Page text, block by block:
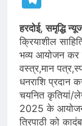
हरदोई, समृद्धि
क्रियाशील
भव्य आयोजन कर
वस्त्र,मान
धनराशि प्रदान
चयनित कृतियां/
2025 के आयोजन
त्रिपाठी को